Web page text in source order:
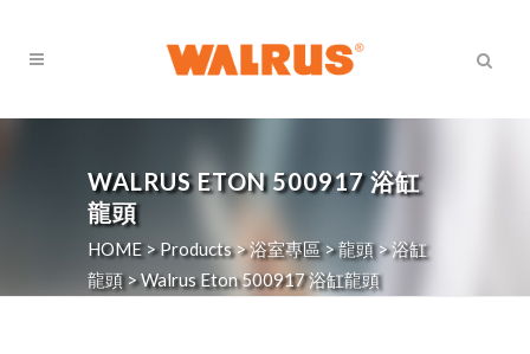
WALRUS ETON 500917 浴缸
龍頭
HOME>Products>浴室專區>龍頭>浴缸
龍頭>Walrus Eton 500917 浴缸龍頭